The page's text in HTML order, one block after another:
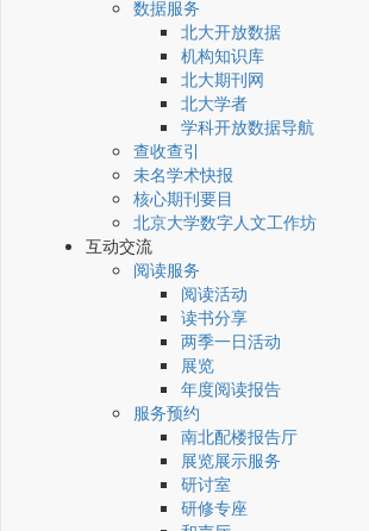
数据服务
北大开放数据
机构知识库
北大期刊网
北大学者
学科开放数据导航
查收查引
未名学术快报
核心期刊要目
北京大学数字人文工作坊
互动交流
阅读服务
阅读活动
读书分享
两季一日活动
展览
年度阅读报告
服务预约
南北配楼报告厅
展览展示服务
研讨室
研修专座